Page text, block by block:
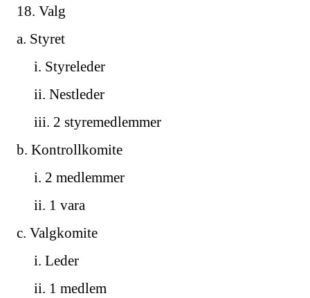
18. Valg
a. Styret
i. Styreleder
ii. Nestleder
iii. 2 styremedlemmer
b. Kontrollkomite
i. 2 medlemmer
ii. 1 vara
c. Valgkomite
i. Leder
ii. 1 medlem